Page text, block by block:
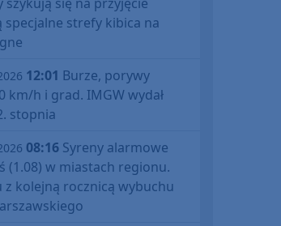
specjalne strefy kibica na
12:01 Burze, porywy
km/h i grad. IMGW wydał
stopnia
08:16 Syreny alarmowe
(1.08) w miastach regionu.
z kolejną rocznicą wybuchu